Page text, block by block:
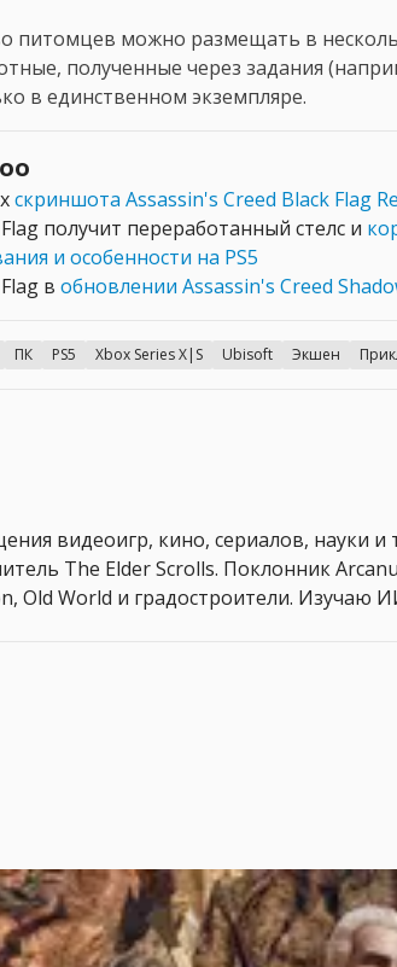
можно размещать в
полученные через задания
в единственном экземпляре.
скриншота Assassin's Creed Black Flag
получит переработанный стелс и
и особенности на PS5
в обновлении Assassin's Creed
ПК PS5 Xbox Series X|S Ubisoft Экшен
видеоигр, кино, сериалов, науки и
The Elder Scrolls. Поклонник
Old World и градостроители. Изучаю